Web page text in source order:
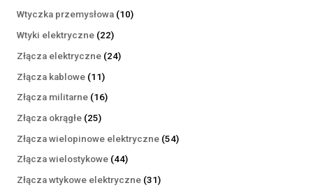
produktów
Wtyczka przemysłowa 1010
Wtyki elektryczne 2222
produkty
Złącza elektryczne 2424
Złącza kablowe 1111
produktów
Złącza militarne 1616
Złącza okrągłe 2525
produktów
Złącza wielopinowe elektryczne 5454
Złącza wielostykowe 4444
produkty
Złącza wtykowe elektryczne 3131